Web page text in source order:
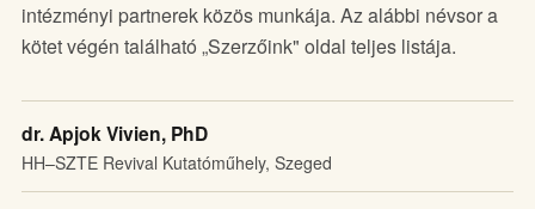
intézményi partnerek közös munkája. Az alábbi névsor a
kötet végén található „Szerzőink" oldal teljes listája.
dr. Apjok Vivien, PhD
HH–SZTE Revival Kutatóműhely, Szeged